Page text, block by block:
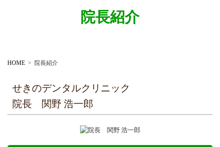
院長紹介
HOME > 院長紹介
せきのデンタルクリニック
院長 関野 浩一郎